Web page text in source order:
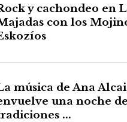
y cachondeo en
con los
música de Ana
una noche de
...